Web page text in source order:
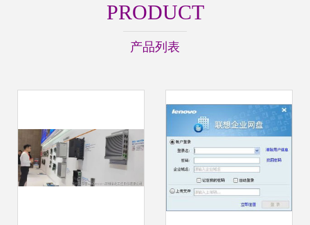
PRODUCT
产品列表